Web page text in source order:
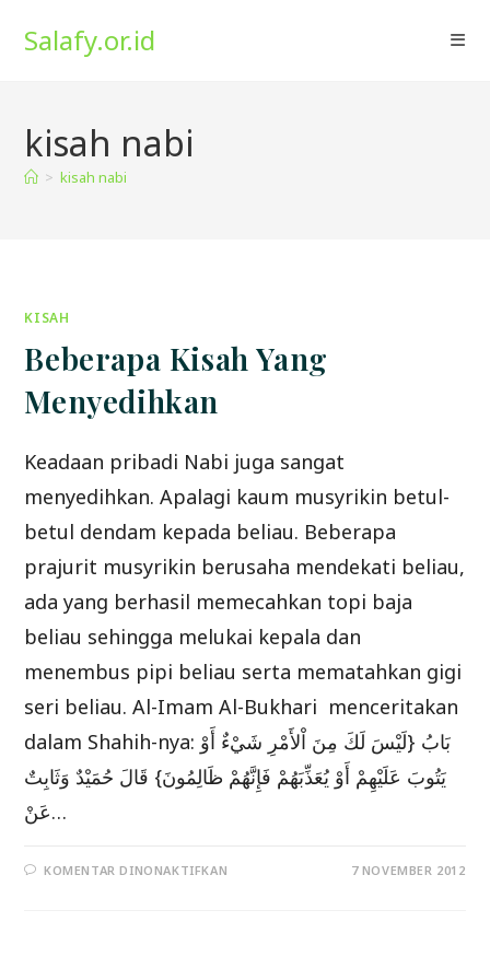
Salafy.or.id
kisah nabi
> kisah nabi
KISAH
Beberapa Kisah Yang
Menyedihkan
Keadaan pribadi Nabi juga sangat
menyedihkan. Apalagi kaum musyrikin betul-
betul dendam kepada beliau. Beberapa
prajurit musyrikin berusaha mendekati beliau,
ada yang berhasil memecahkan topi baja
beliau sehingga melukai kepala dan
menembus pipi beliau serta mematahkan gigi
seri beliau. Al-Imam Al-Bukhari menceritakan
dalam Shahih-nya: بَابُ {لَيْسَ لَكَ مِنَ اْلأَمْرِ شَيْءٌ أَوْ
يَتُوبَ عَلَيْهِمْ أَوْ يُعَذِّبَهُمْ فَإِنَّهُمْ ظَالِمُونَ} قَالَ حُمَيْدٌ وَثَابِتٌ
عَنْ…
KOMENTAR DINONAKTIFKAN 7 NOVEMBER 2012